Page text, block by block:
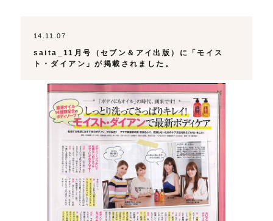
14.11.07
saita_11月号（セブン＆アイ出版）に「モイス
ト・ダイアン」が掲載されました。